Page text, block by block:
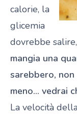
calorie, la
glicemia
dovrebbe
mangia una
sarebbero,
meno… vedrai
La velocità